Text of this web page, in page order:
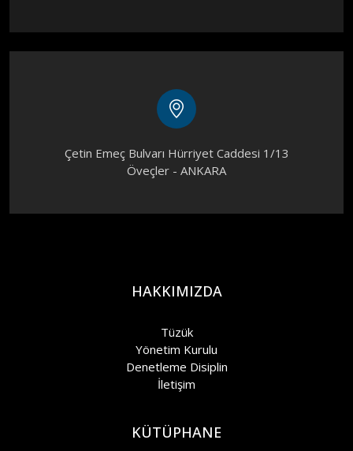
Çetin Emeç Bulvarı Hürriyet Caddesi 1/13
Öveçler - ANKARA
HAKKIMIZDA
Tüzük
Yönetim Kurulu
Denetleme Disiplin
İletişim
KÜTÜPHANE